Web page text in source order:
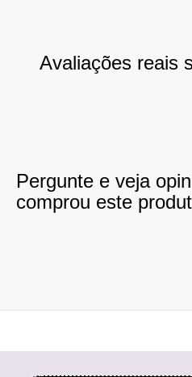
Avaliações reais
Pergunte e veja
comprou este